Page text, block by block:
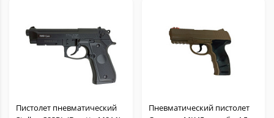
Пистолет пневматический
Пневматический пистолет